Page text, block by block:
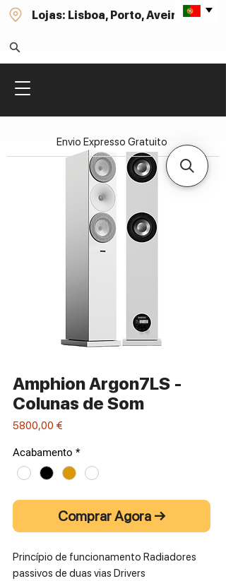
Lojas: Lisboa, Porto, Aveiro
Amphion Argon7LS -
Colunas de Som
5800,00 €
Acabamento *
Comprar Agora →
Princípio de funcionamento Radiadores
passivos de duas vias Drivers
Envio Expresso Gratuito